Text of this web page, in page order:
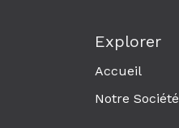
Explorer
Accueil
Notre Société